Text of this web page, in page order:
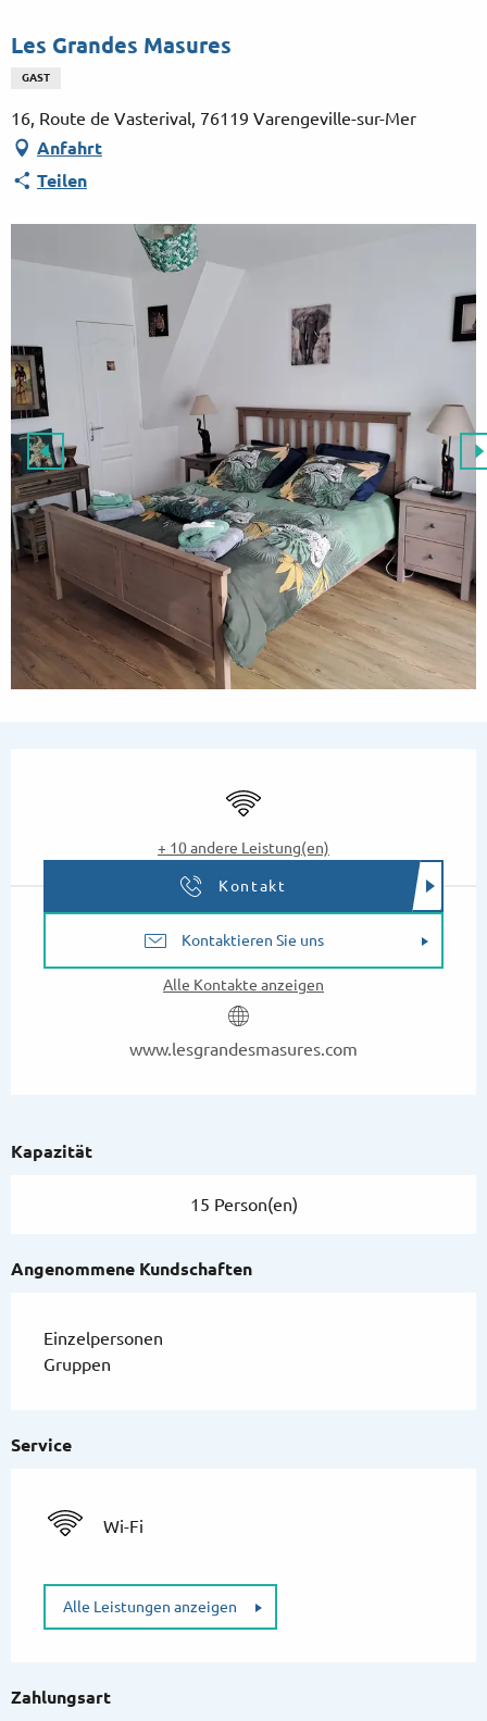
auLes Grandes Masures
GAST
16, Route de Vasterival, 76119 Varengeville-sur-Mer
Anfahrt
Teilen
Wi-Fi
+ 10 andere Leistung(en)
Kontakt
Kontaktieren Sie uns
Alle Kontakte anzeigen
www.lesgrandesmasures.com
Kapazität
15 Person(en)
Service
Wi-Fi
Alle Leistungen anzeigen
Zahlungsart
Angenommene Kundschaften
Einzelpersonen
Gruppen